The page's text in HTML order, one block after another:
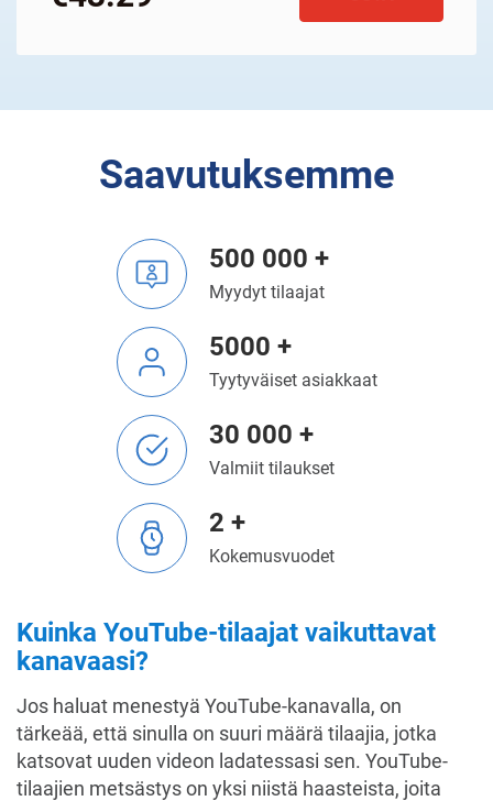
Saavutuksemme
500 000 +
Myydyt tilaajat
5000 +
Tyytyväiset asiakkaat
30 000 +
Valmiit tilaukset
2 +
Kokemusvuodet
Kuinka YouTube-tilaajat vaikuttavat
kanavaasi?
Jos haluat menestyä YouTube-kanavalla, on
tärkeää, että sinulla on suuri määrä tilaajia, jotka
katsovat uuden videon ladatessasi sen. YouTube-
tilaajien metsästys on yksi niistä haasteista, joita